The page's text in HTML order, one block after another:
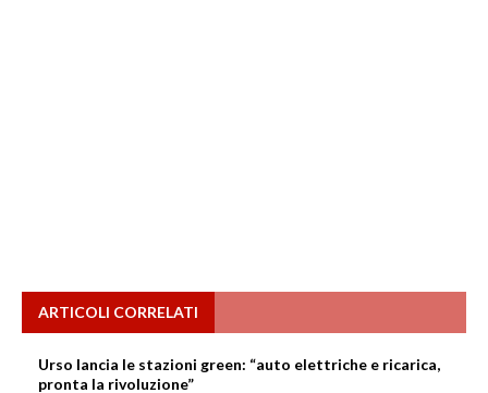
ARTICOLI CORRELATI
Urso lancia le stazioni green: “auto elettriche e ricarica,
pronta la rivoluzione”